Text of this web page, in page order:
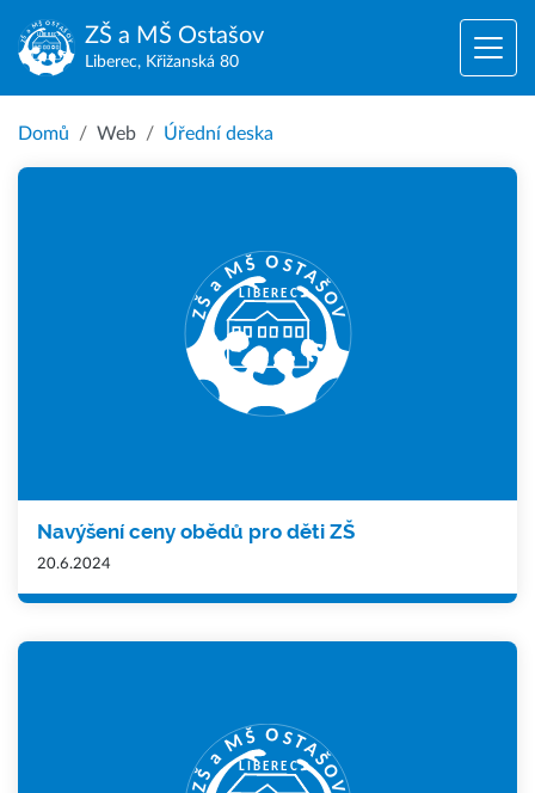
ZŠ a MŠ Ostašov
Liberec, Křižanská 80
Domů Web Úřední deska
Navýšení ceny obědů pro děti ZŠ
20.6.2024